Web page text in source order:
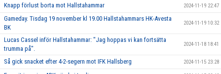
Knapp förlust borta mot Hallstahammar 2024-11-19 22:47
Gameday. Tisdag 19 november kl 19.00 Hallstahammars HK-Avesta
BK
2024-11-19 10:32
Lucas Cassel inför Hallstahammar: "Jag hoppas vi kan fortsätta
trumma på".
2024-11-18 18:41
Så gick snacket efter 4-2-segern mot IFK Hallsberg 2024-11-15 23:28